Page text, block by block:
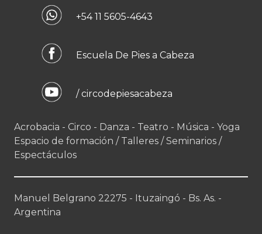
+54 11 5605-4643
Escuela De Pies a Cabeza
/ circodepiesacabeza
Acrobacia - Circo - Danza - Teatro - Música - Yoga
Espacio de formación / Talleres / Seminarios /
Espectáculos
Manuel Belgrano 22275 - Ituzaingó - Bs. As. -
Argentina